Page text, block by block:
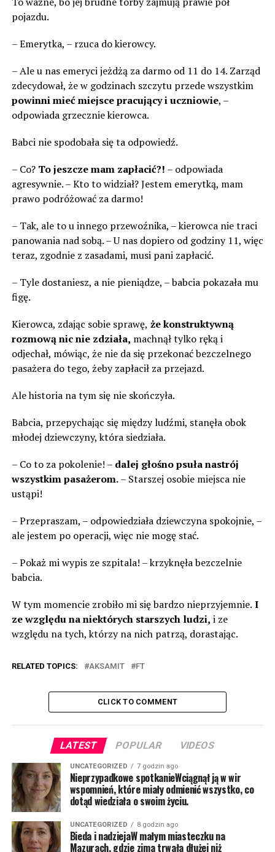
pojazdu.
– Emerytka, – rzuca do kierowcy.
– Ale u nas emeryci jeżdżą za darmo od 11 do 14. Zarząd
zdecydował, że w godzinach szczytu przede wszystkim
powinni mieć miejsce pracujący i uczniowie, –
odpowiada grzecznie kierowca.
Babci nie spodobała się ta odpowiedź.
– Co? To jeszcze mam zapłacić?! – odpowiada
agresywnie. – Kto to widział? Jestem emerytką, mam
prawo podróżować za darmo!
– Tak, ale to u innego przewoźnika, – kierowca nie traci
panowania nad sobą. – U nas dopiero od godziny 11, więc
teraz, zgodnie z zasadami, musi pani zapłacić.
– Tyle dostaniesz, a nie pieniądze, – babcia pokazała mu
figę.
Kierowca, zdając sobie sprawę, że konstruktywną
rozmową nic nie zdziała, machnął tylko ręką i
odjechał, mówiąc, że nie da się przekonać bezczelnego
pasażera do tego, żeby zapłacił za przejazd.
Ale historia na tym się nie skończyła.
Babcia, przepychając się między ludźmi, stanęła obok
młodej dziewczyny, która siedziała.
– Co to za pokolenie! – dalej głośno psuła nastrój
wszystkim pasażerom.– Starszej osobie miejsca nie
ustąpi!
– Przepraszam, – odpowiedziała dziewczyna spokojnie, –
ale jestem po operacji, więc nie mogę stać.
– Pokaż mi wypis ze szpitala! – krzyknęła bezczelnie
babcia.
W tym momencie zrobiło mi się bardzo nieprzyjemnie. I
ze względu na niektórych starszych ludzi, i ze
względu na tych, którzy na nich patrzą, dorastając.
RELATED TOPICS: AKSAMIT FT
CLICK TO COMMENT
LATEST POPULAR VIDEOS
UNCATEGORIZED 7 godzin ago
Nieprzypadkowe spotkanieWciągnął ją w wir
wspomnień, które miały odmienić wszystko, co
dotąd wiedziała o swoim życiu.
UNCATEGORIZED 8 godzin ago
Bieda i nadziejaW małym miasteczku na
Mazurach, gdzie zima trwała dłużej niż